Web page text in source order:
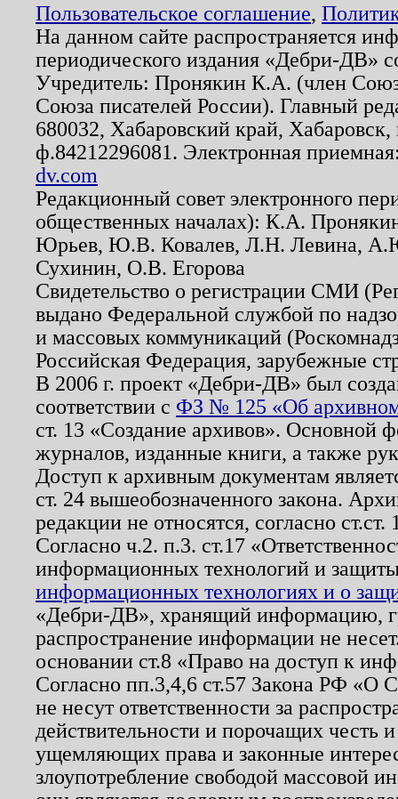
Пользовательское соглашение,
На данном сайте распространяется
периодического издания «Дебри-ДВ»
Учредитель: Пронякин К.А. (член
Союза писателей России). Главный
680032, Хабаровский край,
ф.84212296081. Электронная
dv.com
Редакционный совет электронного
общественных началах): К.А.
Юрьев, Ю.В. Ковалев, Л.Н. Левина,
Сухинин, О.В. Егорова
Свидетельство о регистрации СМИ
выдано Федеральной службой по
и массовых коммуникаций
Российская Федерация, зарубежные
В 2006 г. проект «Дебри-ДВ» был
соответствии с ФЗ № 125 «Об
ст. 13 «Создание архивов». Основной
журналов, изданные книги, а также
Доступ к архивным документам
ст. 24 вышеобозначенного закона.
редакции не относятся, согласно
Согласно ч.2. п.3. ст.17
информационных технологий и
информационных технологиях и о
«Дебри-ДВ», хранящий информацию,
распространение информации не
основании ст.8 «Право на доступ к
Согласно пп.3,4,6 ст.57 Закона РФ «О
не несут ответственности за
действительности и порочащих честь
ущемляющих права и законные
злоупотребление свободой массовой